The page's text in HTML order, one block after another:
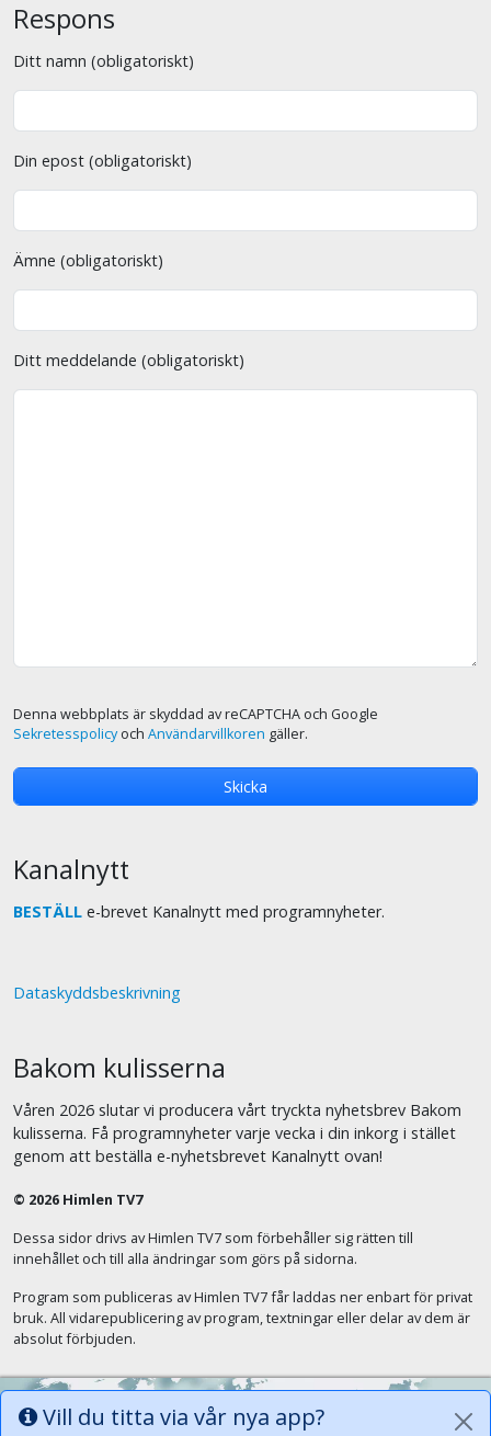
Respons
Ditt namn (obligatoriskt)
Din epost (obligatoriskt)
Ämne (obligatoriskt)
Ditt meddelande (obligatoriskt)
Denna webbplats är skyddad av reCAPTCHA och Google
Sekretesspolicyoch Användarvillkoren gäller.
Kanalnytt
BESTÄLL e-brevet Kanalnytt med programnyheter.
Dataskyddsbeskrivning
Bakom kulisserna
Våren 2026 slutar vi producera vårt tryckta nyhetsbrev Bakom
kulisserna. Få programnyheter varje vecka i din inkorg i stället
genom att beställa e-nyhetsbrevet Kanalnytt ovan!
Vill du titta via vår nya app?
© 2026 Himlen TV7
Dessa sidor drivs av Himlen TV7 som förbehåller sig rätten till
innehållet och till alla ändringar som görs på sidorna.
Program som publiceras av Himlen TV7 får laddas ner enbart för privat
bruk. All vidarepublicering av program, textningar eller delar av dem är
absolut förbjuden.